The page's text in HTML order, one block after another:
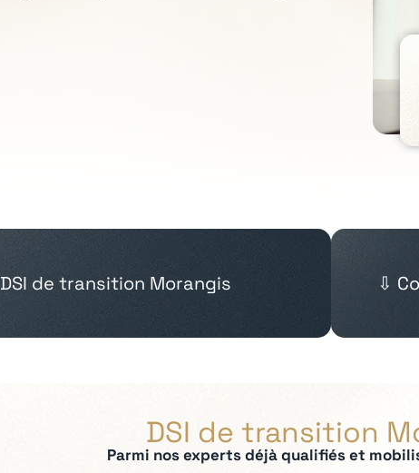
DSI de transition Morangis ⇩
DSI de transition
Parmi nos experts déjà qualifiés et